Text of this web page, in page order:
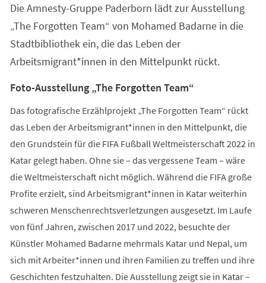
neuen
Tab)
Die Amnesty-Gruppe Paderborn lädt zur Ausstellung
„The Forgotten Team“ von Mohamed Badarne in die
Stadtbibliothek ein, die das Leben der
Arbeitsmigrant*innen in den Mittelpunkt rückt.
Foto-Ausstellung „The Forgotten Team“
Das fotografische Erzählprojekt „The Forgotten Team“ rückt
das Leben der Arbeitsmigrant*innen in den Mittelpunkt, die
den Grundstein für die FIFA Fußball Weltmeisterschaft 2022 in
Katar gelegt haben. Ohne sie – das vergessene Team – wäre
die Weltmeisterschaft nicht möglich. Während die FIFA große
Profite erzielt, sind Arbeitsmigrant*innen in Katar weiterhin
schweren Menschenrechtsverletzungen ausgesetzt. Im Laufe
von fünf Jahren, zwischen 2017 und 2022, besuchte der
Künstler Mohamed Badarne mehrmals Katar und Nepal, um
sich mit Arbeiter*innen und ihren Familien zu treffen und ihre
Geschichten festzuhalten. Die Ausstellung zeigt sie in Katar –